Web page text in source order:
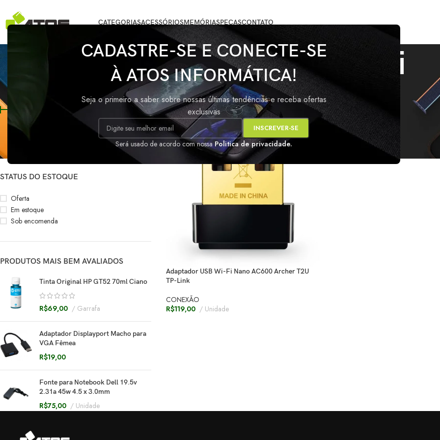
CADASTRE-SE E CONECTE-SE
À ATOS INFORMÁTICA!
Seja o primeiro a saber sobre nossas últimas tendências e receba ofertas
exclusivas
Será usado de acordo com nossaPolitica de privacidade.
CATEGORIASACESSÓRIOSMEMÓRIASPEÇASCONTATO
USB WiFi
FILTRAR POR PREÇO
FILTRAR
R$110
STATUS DO ESTOQUE
Oferta
Em estoque
Sob encomenda
PRODUTOS MAIS BEM AVALIADOS
Tinta Original HP GT52 70ml Ciano
R$69,00 Garrafa
Adaptador Displayport Macho para
VGA Fêmea
R$19,00
Fonte para Notebook Dell 19.5v
2.31a 45w 4.5 x 3.0mm
R$75,00 Unidade
Início/Produtos marcados com a tag “USB WiFi”
Adaptador USB Wi-Fi Nano AC600 Archer T2U
TP-Link
CONEXÃO
R$119,00 Unidade